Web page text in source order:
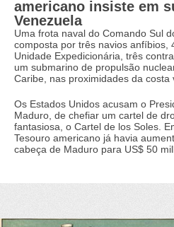
americano insiste em
Venezuela
Uma frota naval do Comando Sul
composta por três navios anfíbios,
Unidade Expedicionária, três
um submarino de propulsão
Caribe, nas proximidades da costa
Os Estados Unidos acusam o
Maduro, de chefiar um cartel de
fantasiosa, o Cartel de los Soles.
Tesouro americano já havia
cabeça de Maduro para US$ 50